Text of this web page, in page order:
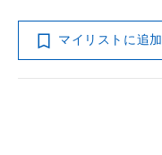
マイリストに追加